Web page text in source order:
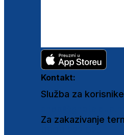
Kontakt:
Služba za
Za zakazivanje